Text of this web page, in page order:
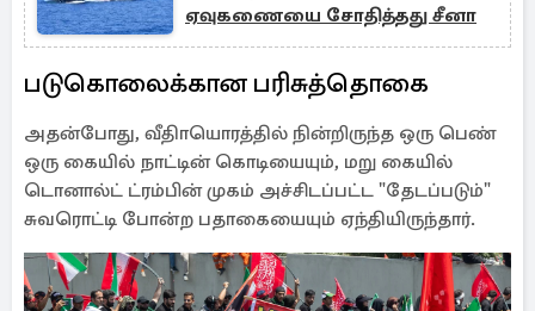
ஏவுகணையை சோதித்தது சீனா
படுகொலைக்கான பரிசுத்தொகை
அதன்போது, வீதிாயொரத்தில் நின்றிருந்த ஒரு பெண்
ஒரு கையில் நாட்டின் கொடியையும், மறு கையில்
டொனால்ட் ட்ரம்பின் முகம் அச்சிடப்பட்ட "தேடப்படும்"
சுவரொட்டி போன்ற பதாகையையும் ஏந்தியிருந்தார்.